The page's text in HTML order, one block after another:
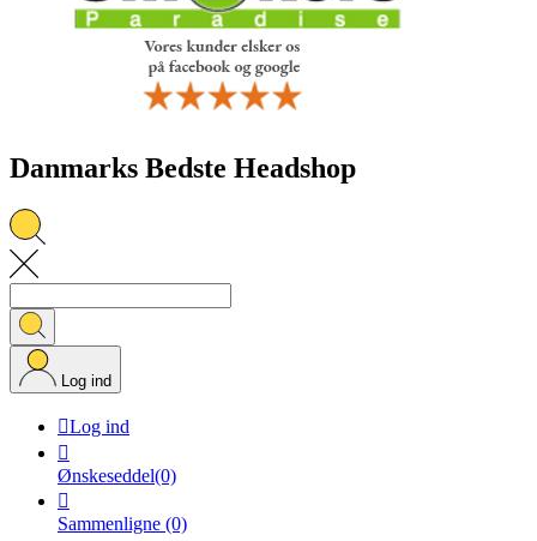
Danmarks Bedste Headshop
Log ind
Log ind

Ønskeseddel(0)

Sammenligne (0)